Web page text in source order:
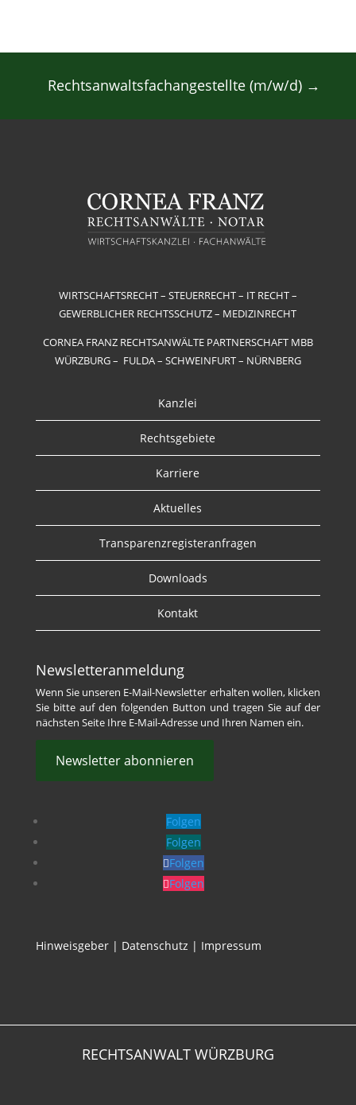
Rechtsanwaltsfachangestellte (m/w/d) →
WIRTSCHAFTSRECHT – STEUERRECHT – IT RECHT –
GEWERBLICHER RECHTSSCHUTZ – MEDIZINRECHT
CORNEA FRANZ RECHTSANWÄLTE PARTNERSCHAFT MBB
WÜRZBURG – FULDA – SCHWEINFURT – NÜRNBERG
Kanzlei
Rechtsgebiete
Karriere
Aktuelles
Transparenzregisteranfragen
Downloads
Kontakt
Newsletteranmeldung
Wenn Sie unseren E-Mail-Newsletter erhalten wollen, klicken
Sie bitte auf den folgenden Button und tragen Sie auf der
nächsten Seite Ihre E-Mail-Adresse und Ihren Namen ein.
Newsletter abonnieren
Folgen
Folgen
Folgen
Folgen
Hinweisgeber| Datenschutz | Impressum
RECHTSANWALT WÜRZBURG